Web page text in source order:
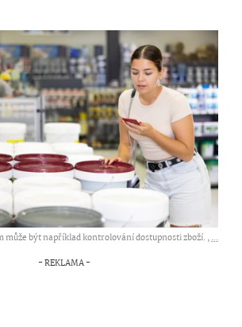
může být například kontrolování dostupnosti zboží. ,...